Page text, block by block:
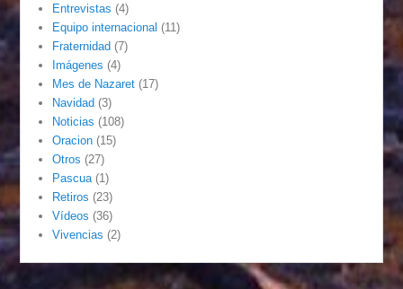
Entrevistas (4)
Equipo internacional (11)
Fraternidad (7)
Imágenes (4)
Mes de Nazaret (17)
Navidad (3)
Noticias (108)
Oracion (15)
Otros (27)
Pascua (1)
Retiros (23)
Vídeos (36)
Vivencias (2)